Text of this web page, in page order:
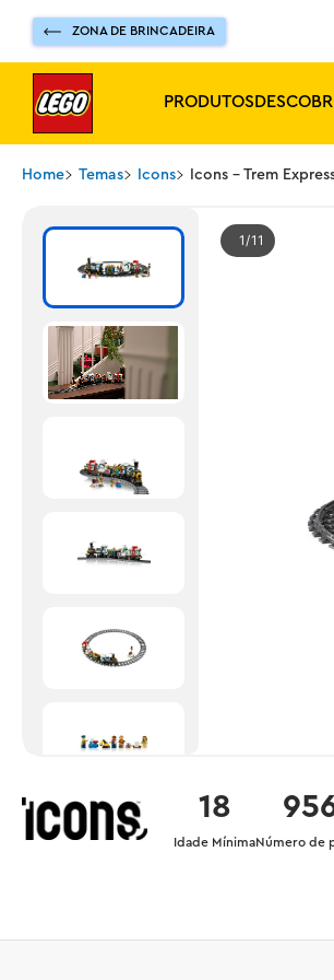
ZONA DE BRINCADEIRA
PRODUTOS
Home Temas Icons Icons - Trem
1 11
Número de
18
Idade Mínima